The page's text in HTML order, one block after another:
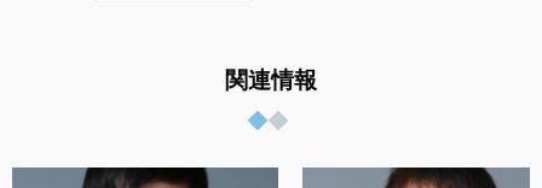
関連情報